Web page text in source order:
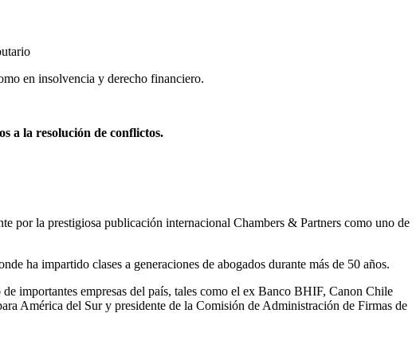
en insolvencia y derecho financiero.
a la resolución de conflictos.
por la prestigiosa publicación internacional Chambers & Partners como uno de
ha impartido clases a generaciones de abogados durante más de 50 años.
importantes empresas del país, tales como el ex Banco BHIF, Canon Chile
América del Sur y presidente de la Comisión de Administración de Firmas de